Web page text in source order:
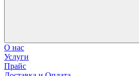
О нас
Услуги
Прайс